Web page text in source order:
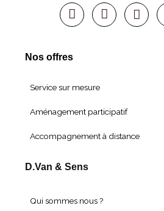
Nos offres
Service sur mesure
Aménagement participatif
Accompagnement à distance
D.Van & Sens
Qui sommes nous ?